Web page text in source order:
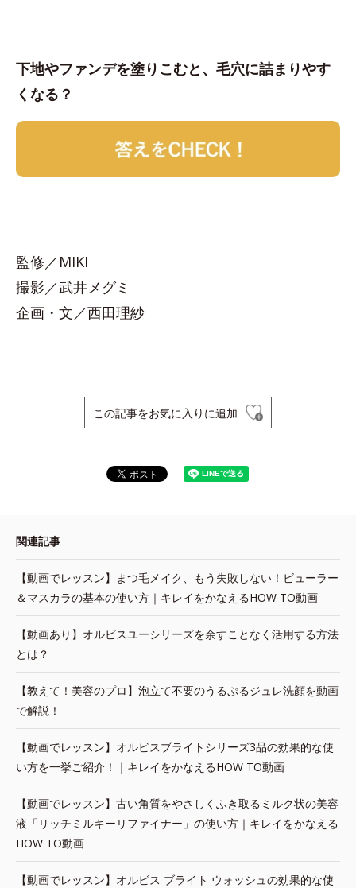
下地やファンデを塗りこむと、毛穴に詰まりやす
くなる？
監修／MIKI
撮影／武井メグミ
企画・文／西田理紗
この記事をお気に入りに追加
関連記事
【動画でレッスン】まつ毛メイク、もう失敗しない！ビューラー
＆マスカラの基本の使い方｜キレイをかなえるHOW TO動画
【動画あり】オルビスユーシリーズを余すことなく活用する方法
とは？
【教えて！美容のプロ】泡立て不要のうるぷるジュレ洗顔を動画
で解説！
【動画でレッスン】オルビスブライトシリーズ3品の効果的な使
い方を一挙ご紹介！｜キレイをかなえるHOW TO動画
【動画でレッスン】古い角質をやさしくふき取るミルク状の美容
液「リッチミルキーリファイナー」の使い方｜キレイをかなえる
HOW TO動画
【動画でレッスン】オルビス ブライト ウォッシュの効果的な使